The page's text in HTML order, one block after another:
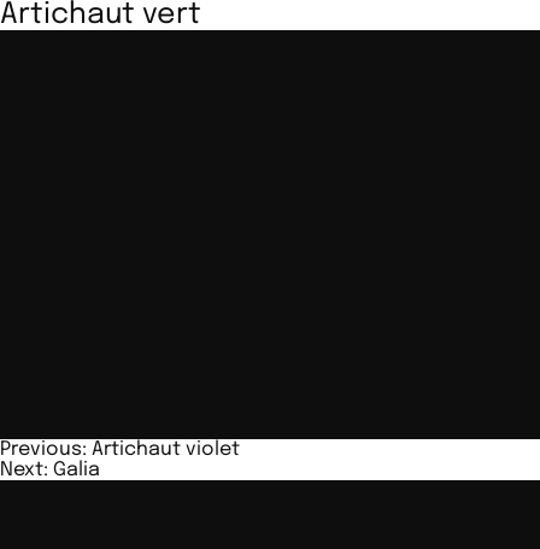
Artichaut vert
Navigation
de
Previous: Artichaut violet
Next: Galia